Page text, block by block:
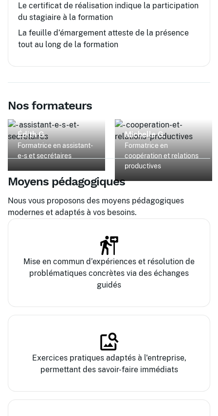
Le certificat de réalisation indique la participation
du stagiaire à la formation
La feuille d’émargement atteste de la présence
tout au long de la formation
Nos formateurs
Édith G.
Formatrice en assistant-
e-s et secrétaires
Michelle G.
Formatrice en
coopération et relations
productives
Moyens pédagogiques
Nous vous proposons des moyens pédagogiques
modernes et adaptés à vos besoins.
Mise en commun d’expériences et résolution de
problématiques concrètes via des échanges
guidés
Exercices pratiques adaptés à l'entreprise,
permettant des savoir-faire immédiats